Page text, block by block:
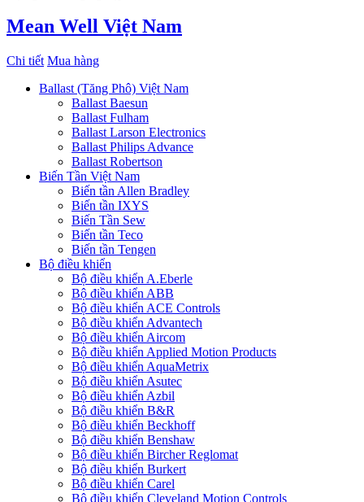
Mean Well Việt Nam
Chi tiết Mua hàng
Ballast (Tăng Phô) Việt Nam
Ballast Baesun
Ballast Fulham
Ballast Larson Electronics
Ballast Philips Advance
Ballast Robertson
Biến Tần Việt Nam
Biến tần Allen Bradley
Biến tần IXYS
Biến Tần Sew
Biến tần Teco
Biến tần Tengen
Bộ điều khiển
Bộ điều khiển A.Eberle
Bộ điều khiển ABB
Bộ điều khiển ACE Controls
Bộ điều khiển Advantech
Bộ điều khiển Aircom
Bộ điều khiển Applied Motion Products
Bộ điều khiển AquaMetrix
Bộ điều khiển Asutec
Bộ điều khiển Azbil
Bộ điều khiển B&R
Bộ điều khiển Beckhoff
Bộ điều khiển Benshaw
Bộ điều khiển Bircher Reglomat
Bộ điều khiển Burkert
Bộ điều khiển Carel
Bộ điều khiển Cleveland Motion Controls